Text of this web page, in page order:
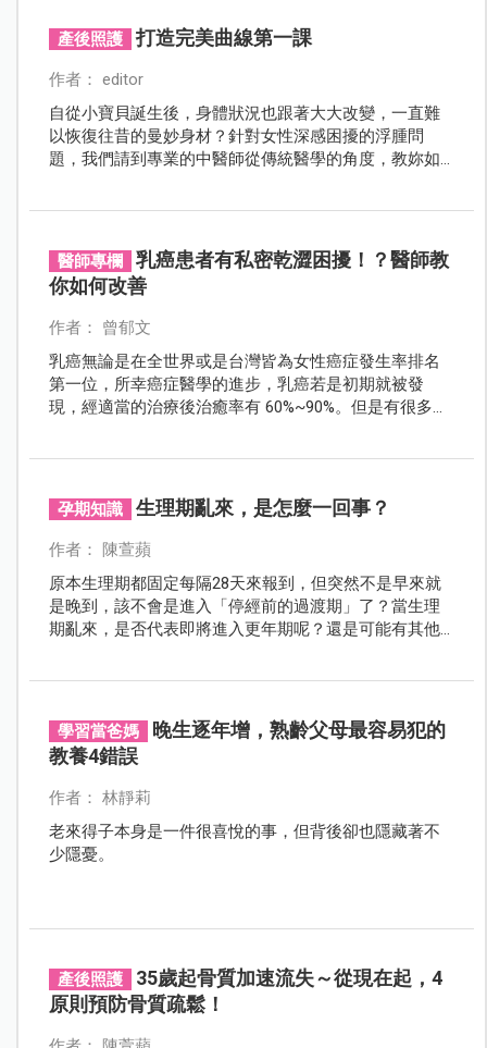
為更年期？或是壓力過大？本期特別整理女性落髮10大
成因，並教您如何改善與保養，重現飛揚閃耀的亮麗秀
髮！
產後照護 打造完美曲線第一課
作者： editor
自從小寶貝誕生後，身體狀況也跟著大大改變，一直難
以恢復往昔的曼妙身材？針對女性深感困擾的浮腫問
題，我們請到專業的中醫師從傳統醫學的角度，教妳如
醫師專欄
乳癌患者有私密乾澀困擾！？醫師教
你如何改善
作者： 曾郁文
乳癌無論是在全世界或是台灣皆為女性癌症發生率排名
第一位，所幸癌症醫學的進步，乳癌若是初期就被發
現，經適當的治療後治癒率有 60%~90%。但是有很多乳
孕期知識
生理期亂來，是怎麼一回事？
作者： 陳萱蘋
原本生理期都固定每隔28天來報到，但突然不是早來就
是晚到，該不會是進入「停經前的過渡期」了？當生理
期亂來，是否代表即將進入更年期呢？還是可能有其他
學習當爸媽
晚生逐年增，熟齡父母最容易犯的
教養4錯誤
作者： 林靜莉
老來得子本身是一件很喜悅的事，但背後卻也隱藏著不
少隱憂。
產後照護
35歲起骨質加速流失～從現在起，4
原則預防骨質疏鬆！